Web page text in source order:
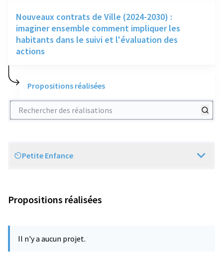
Nouveaux contrats de Ville (2024-2030) :
imaginer ensemble comment impliquer les
habitants dans le suivi et l'évaluation des
actions
Propositions réalisées
Rechercher des réalisations
Scope
Petite Enfance
Propositions réalisées
Il n'y a aucun projet.